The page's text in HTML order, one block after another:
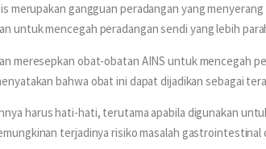
merupakan gangguan peradangan yang
untuk mencegah peradangan sendi yang lebih
meresepkan obat-obatan AINS untuk mencegah
bahwa obat ini dapat dijadikan sebagai
harus hati-hati, terutama apabila digunakan
terjadinya risiko masalah gastrointestinal